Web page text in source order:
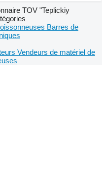
TOV "Teplickiy
Barres de
Vendeurs de matériel de